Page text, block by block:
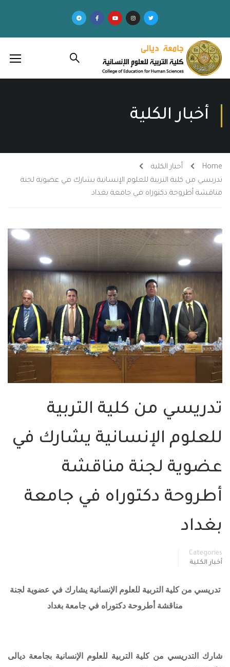
أخبار الكلية
Home
أخبار الكلية
تدريسي من كلية التربية للعلوم الإنسانية يشارك في عضوية لجنة
مناقشة أطروحة دكتوراه في جامعة بغداد
تدريسي من كلية التربية
للعلوم الإنسانية يشارك في
عضوية لجنة مناقشة
أطروحة دكتوراه في جامعة
بغداد
Categories
أخبار الكلية
تدريسي من كلية التربية للعلوم الإنسانية يشارك في عضوية لجنة
مناقشة أطروحة دكتوراه في جامعة بغداد
شارك التدريسي من كلية التربية للعلوم الإنسانية بجامعة ديالى